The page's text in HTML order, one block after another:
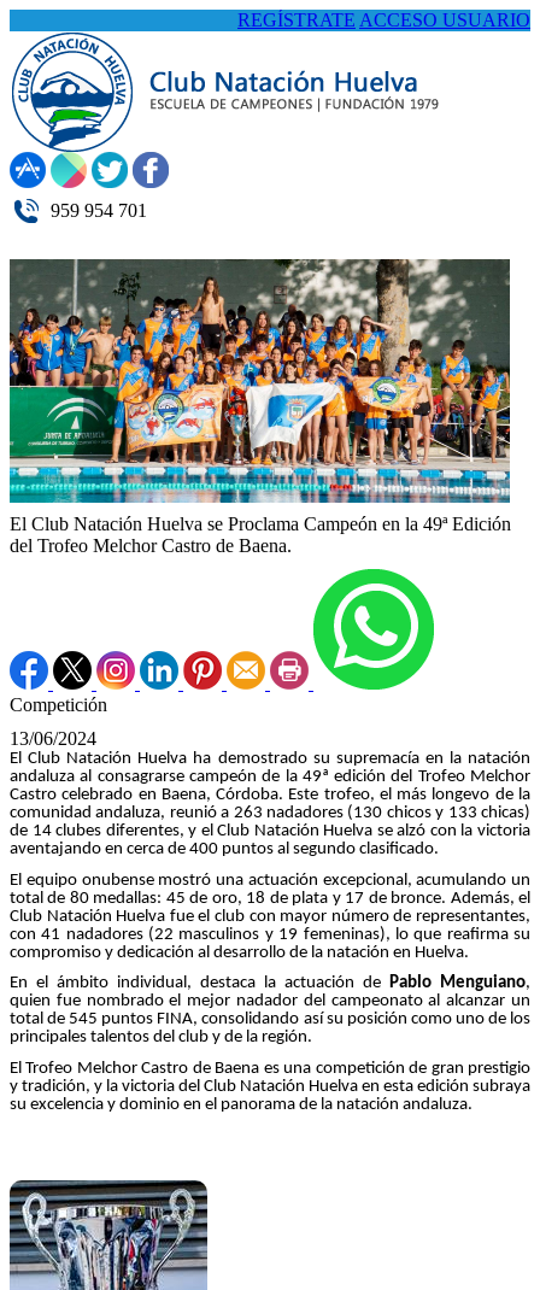
REGÍSTRATE ACCESO USUARIO
959 954 701
El Club Natación Huelva se Proclama Campeón en la 49ª Edición
del Trofeo Melchor Castro de Baena.
Competición
13/06/2024
El Club Natación Huelva ha demostrado su supremacía en la natación
andaluza al consagrarse campeón de la 49ª edición del Trofeo Melchor
Castro celebrado en Baena, Córdoba. Este trofeo, el más longevo de la
comunidad andaluza, reunió a 263 nadadores (130 chicos y 133 chicas)
de 14 clubes diferentes, y el Club Natación Huelva se alzó con la victoria
aventajando en cerca de 400 puntos al segundo clasificado.
El equipo onubense mostró una actuación excepcional, acumulando un
total de 80 medallas: 45 de oro, 18 de plata y 17 de bronce. Además, el
Club Natación Huelva fue el club con mayor número de representantes,
con 41 nadadores (22 masculinos y 19 femeninas), lo que reafirma su
compromiso y dedicación al desarrollo de la natación en Huelva.
En el ámbito individual, destaca la actuación de Pablo Menguiano,
quien fue nombrado el mejor nadador del campeonato al alcanzar un
total de 545 puntos FINA, consolidando así su posición como uno de los
principales talentos del club y de la región.
El Trofeo Melchor Castro de Baena es una competición de gran prestigio
y tradición, y la victoria del Club Natación Huelva en esta edición subraya
su excelencia y dominio en el panorama de la natación andaluza.